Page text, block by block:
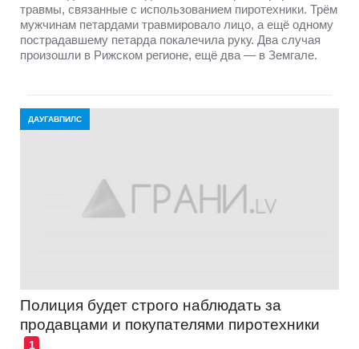
травмы, связанные с использованием пиротехники. Трём
мужчинам петардами травмировало лицо, а ещё одному
пострадавшему петарда покалечила руку. Два случая
произошли в Рижском регионе, ещё два — в Земгале.
ДАУГАВПИЛС
Полиция будет строго наблюдать за
продавцами и покупателями пиротехники
1